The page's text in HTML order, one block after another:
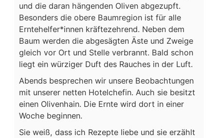
und die daran hängenden Oliven abgezupft.
Besonders die obere Baumregion ist für alle
Erntehelfer*innen kräftezehrend. Neben dem
Baum werden die abgesägten Äste und Zweige
gleich vor Ort und Stelle verbrannt. Bald schon
liegt ein würziger Duft des Rauches in der Luft.
Abends besprechen wir unsere Beobachtungen
mit unserer netten Hotelchefin. Auch sie besitzt
einen Olivenhain. Die Ernte wird dort in einer
Woche beginnen.
Sie weiß, dass ich Rezepte liebe und sie erzählt